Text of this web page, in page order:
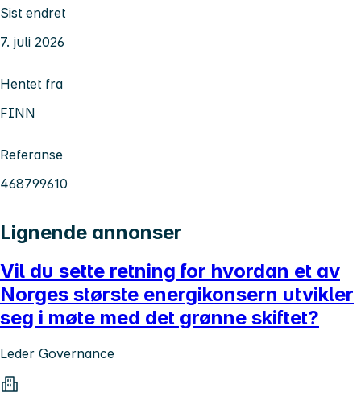
Sist endret
7. juli 2026
Hentet fra
FINN
Referanse
468799610
Lignende annonser
Vil du sette retning for hvordan et av
Norges største energikonsern utvikler
seg i møte med det grønne skiftet?
Leder Governance